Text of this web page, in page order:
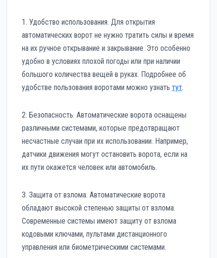
1. Удобство использования. Для открытия
автоматических ворот не нужно тратить силы и время
на их ручное открывание и закрывание. Это особенно
удобно в условиях плохой погоды или при наличии
большого количества вещей в руках. Подробнее об
удобстве пользования воротами можно узнать тут.
2. Безопасность. Автоматические ворота оснащены
различными системами, которые предотвращают
несчастные случаи при их использовании. Например,
датчики движения могут остановить ворота, если на
их пути окажется человек или автомобиль.
3. Защита от взлома. Автоматические ворота
обладают высокой степенью защиты от взлома.
Современные системы имеют защиту от взлома
кодовыми ключами, пультами дистанционного
управления или биометрическими системами.